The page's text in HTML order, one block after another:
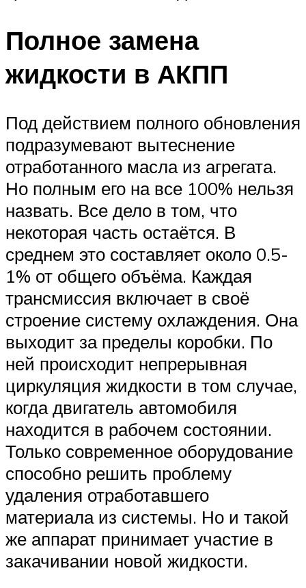
Полное замена
жидкости в АКПП
Под действием полного обновления
подразумевают вытеснение
отработанного масла из агрегата.
Но полным его на все 100% нельзя
назвать. Все дело в том, что
некоторая часть остаётся. В
среднем это составляет около 0.5-
1% от общего объёма. Каждая
трансмиссия включает в своё
строение систему охлаждения. Она
выходит за пределы коробки. По
ней происходит непрерывная
циркуляция жидкости в том случае,
когда двигатель автомобиля
находится в рабочем состоянии.
Только современное оборудование
способно решить проблему
удаления отработавшего
материала из системы. Но и такой
же аппарат принимает участие в
закачивании новой жидкости.